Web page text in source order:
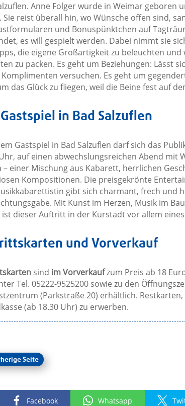
Anne Folger wurde in Weimar geboren
Sie reist überall hin, wo Wünsche offen sind,
und Bonuspünktchen auf
es will gespielt werden. Dabei nimmt sie
die eigene Großartigkeit zu beleuchten
zu packen. Es geht um Beziehungen: Lässt
versuchen. Es geht um
das Glück zu fliegen, weil die Beine fest auf
in Bad Salzuflen
Gastspiel in Bad Salzuflen darf sich das
auf einen abwechslungsreichen Abend mit
– einer Mischung aus Kabarett, herrlichen
Kompositionen. Die preisgekrönte
gibt sich charmant, frech und
Mit Kunst im Herzen, Musik im
ist dieser Auftritt in der Kurstadt vor allem
und Vorverkauf
sind im Vorverkaufzum Preis ab 18
Tel. 05222-9525200 sowie zu den
(Parkstraße 20) erhältlich.
(ab 18.30 Uhr) zu erwerben.
Seite
Facebook Whatsapp